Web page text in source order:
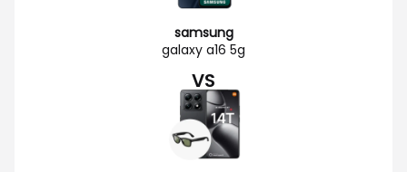
samsung
galaxy a16 5g
VS